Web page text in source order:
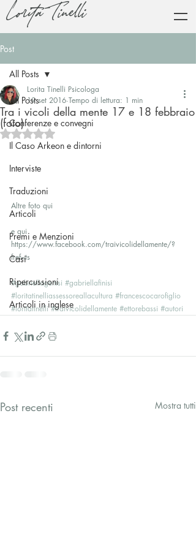
Lorita Tinelli
Post
All Posts
Conferenze e convegni
Il Caso Arkeon e dintorni
Interviste
Traduzioni
Articoli
Premi e Menzioni
Casi
Ripercussioni
Articoli in inglese
All Posts
Tra i vicoli della mente 17 e 18 febbraio
(foto)
Lorita Tinelli Psicologa
19 set 2016 Tempo di lettura: 1 min
Valutazione NaN stelle su 5.
Altre foto qui
e qui
https://www.facebook.com/traivicolidellamente/?
fref=ts
#gabriellagenisi #gabriellafinisi
#loritatinelliassessoreallacultura #francescocarofiglio
#loritatinelli #traivicolidellamente #ettorebassi #autori
Post recenti Mostra tutti